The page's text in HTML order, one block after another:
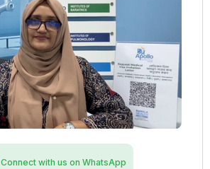
Connect with us on WhatsApp